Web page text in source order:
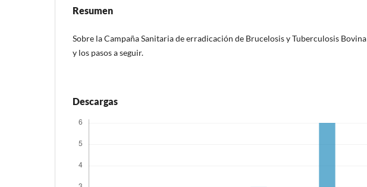
Resumen
Sobre la Campaña Sanitaria de erradicación de Brucelosis y Tuberculosis Bovina
y los pasos a seguir.
Descargas